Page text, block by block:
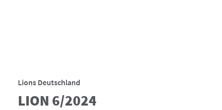
Lions Deutschland
LION 6/2024